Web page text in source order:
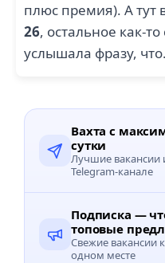
плюс премия). А тут
26, остальное как-
услышала фразу,
Вахта с
сутки
Лучшие вакансии
Telegram-канале
Подписка —
топовые
Свежие вакансии
одном месте